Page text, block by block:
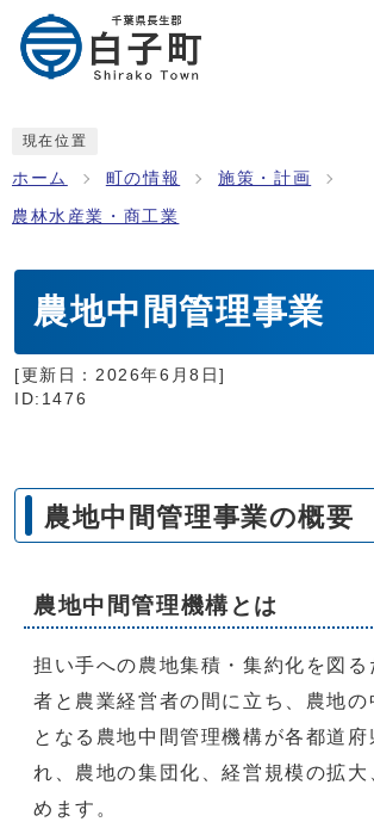
現在位置
ホーム 町の情報 施策・計画
農林水産業・商工業
農地中間管理事業
[更新日： 2026年6月8日]
ID:1476
農地中間管理事業の概要
農地中間管理機構とは
担い手への農地集積・集約化を図る
者と農業経営者の間に立ち、農地の
となる農地中間管理機構が各都道府
れ、農地の集団化、経営規模の拡大
めます。